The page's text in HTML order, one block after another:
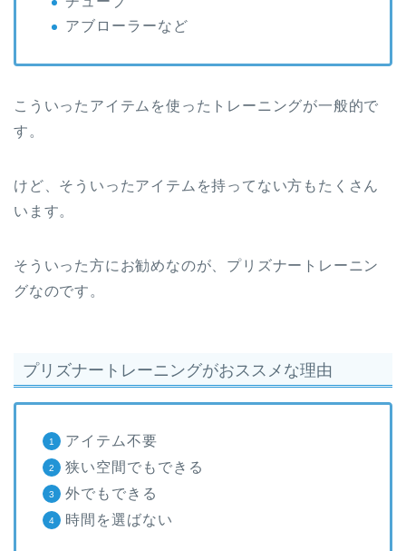
アブローラーなど
こういったアイテムを使ったトレーニングが一般的で
す。
けど、そういったアイテムを持ってない方もたくさん
います。
そういった方にお勧めなのが、プリズナートレーニン
グなのです。
プリズナートレーニングがおススメな理由
アイテム不要
狭い空間でもできる
外でもできる
時間を選ばない